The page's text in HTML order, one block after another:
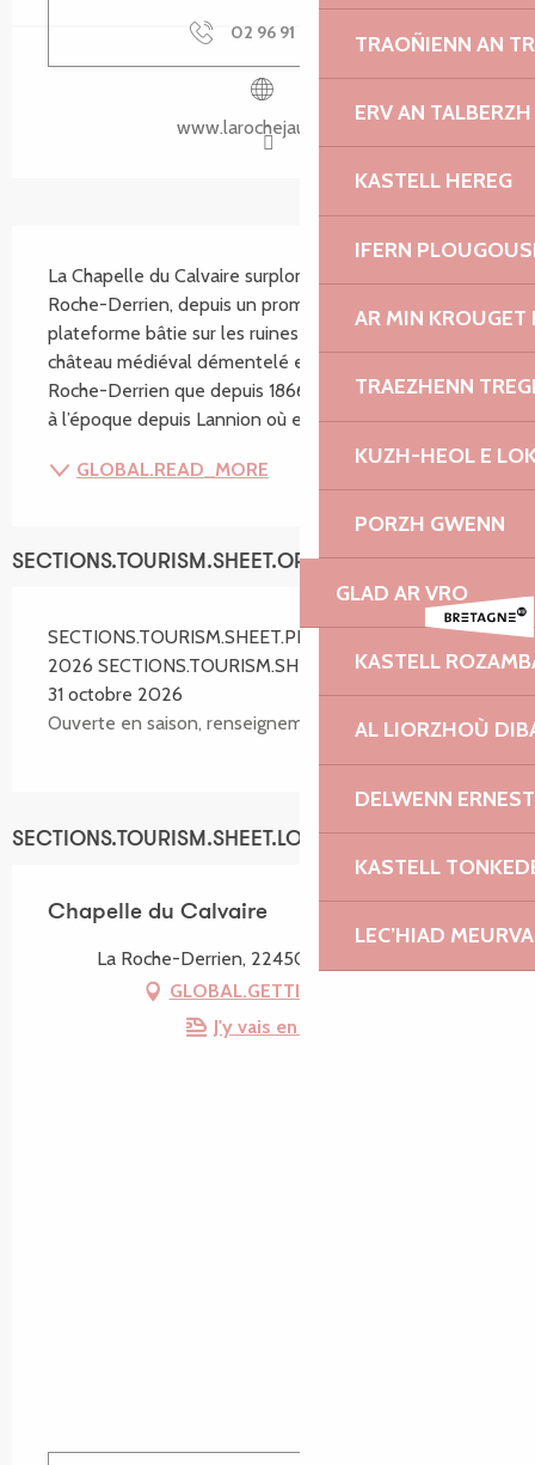
TRAOÑIENN AN
ERV AN TALBERZH
KASTELL HEREG
IFERN
AR MIN KROUGET
TRAEZHENN
KUZH-HEOL E
PORZH GWENN
GLAD AR VRO
KASTELL
AL LIORZHOÙ
DELWENN
KASTELL
LEC’HIAD
02 96 91 36
www.larochejaudy.bzh
SECTIONS.TOURISM.SHEET.DESCRIPTION
La Chapelle du Calvaire surplombe le bourg de la
Roche-Derrien, depuis un promontoire, une
plateforme bâtie sur les ruines du donjon d’un ancien
château médiéval démentelé en 1420. Elle n’est à la
Roche-Derrien que depuis 1866, ayant été déplacée
à l’époque depuis Lannion où elle était auparavant...
GLOBAL.READ_MORE
SECTIONS.TOURISM.SHEET.OPENINGS
SECTIONS.TOURISM.SHEET.PERIODS.FROM 1 avril
2026 SECTIONS.TOURISM.SHEET.PERIODS.UNTIL
31 octobre 2026
Ouverte en saison, renseignements en mairie.
SECTIONS.TOURISM.SHEET.LOCATION
Chapelle du Calvaire
La Roche-Derrien, 22450 La Roche-Jaudy
GLOBAL.GETTING_THERE
J'y vais en train !